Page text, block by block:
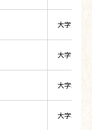
大字夏井
大字湯沢
大字塩庭
大字塩庭